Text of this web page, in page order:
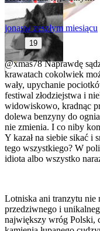
jonasw zeszłym miesiącu
19
@xmas78Naprawdę
krawatach cokolwiek
wały, upychanie
festiwal złodziejstwa i
widowiskowo, kradnąc
dolewa benzyny do
nie zmienia. I co niby
Y kazał na siebie sikać i
tego wszystkiego? W
idiota albo wszystko
Lotniska ani tranzytu nie
przedziwnego i
największy wróg Polski,